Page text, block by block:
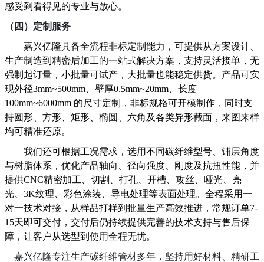
感受到看得见的专业与放心。
（四） 定制服务
嘉兴亿隆具备全流程非标定制能力，可提供从方案设计、
生产制造到精密后加工的一站式解决方案，支持灵活接单，无
强制起订量，小批量可试产，大批量也能稳定供货。产品可实
现外径3mm~500mm、壁厚0.5mm~20mm、长度
100mm~6000mm 的尺寸定制，非标规格可开模制作，同时支
持圆形、方形、矩形、椭圆、六角及各类异形截面，来图来样
均可精准还原。
我们还可根据工况需求，选用不同碳纤维型号、铺层角度
与树脂体系，优化产品轴向、径向强度、刚度及抗扭性能，并
提供CNC精密加工、切割、打孔、开槽、攻丝、哑光
亮
光
3K纹理 彩色涂装
导电处理等表面处理。全程采用一
对一技术对接，从样品打样到批量生产高效推进，常规订单7-
15天即可交付，交付后仍持续提供完善的技术支持与售后保
障，让客户从选型到使用全程无忧。
嘉兴亿隆专注生产碳纤维管材多年，坚持用好材料、 精研工